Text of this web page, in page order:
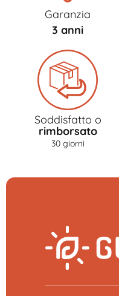
Garanzia
3 anni
Soddisfatto o
rimborsato
30 giorni